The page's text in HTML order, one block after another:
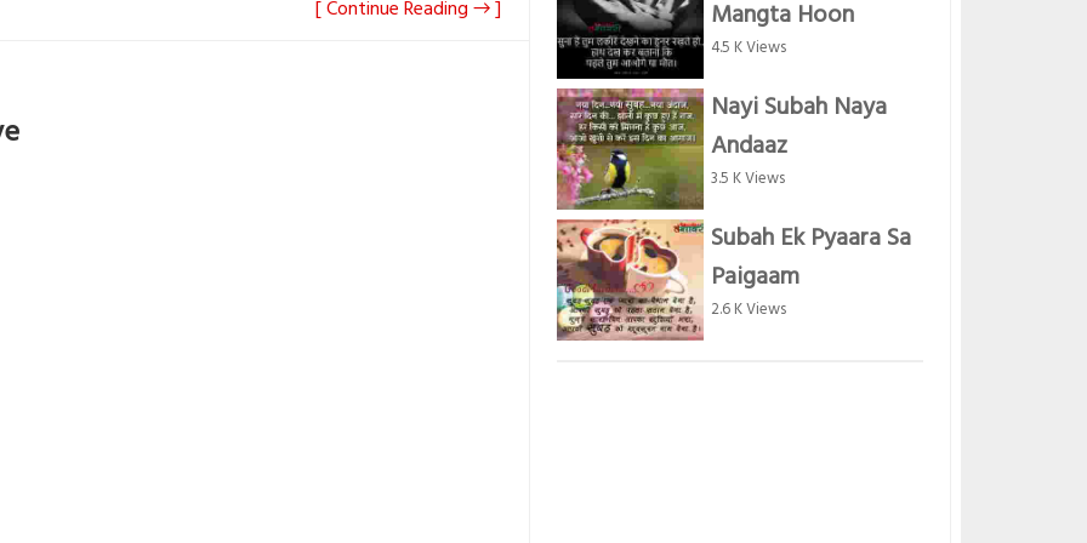
[ Continue Reading → ] Mangta Hoon
4.5 K Views
Nayi Subah Naya
Andaaz
3.5 K Views
Subah Ek Pyaara Sa
Paigaam
2.6 K Views